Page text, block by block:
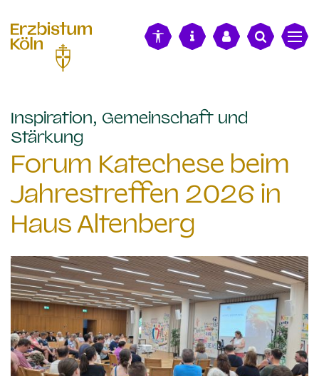
Inspiration, Gemeinschaft und
Stärkung
Forum Katechese beim
Jahrestreffen 2026 in
Haus Altenberg